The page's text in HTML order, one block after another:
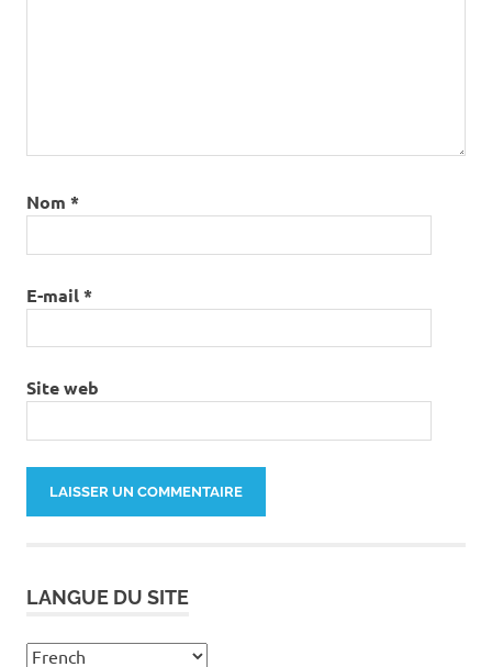
Nom *
E-mail*
Site web
LANGUE DU SITE